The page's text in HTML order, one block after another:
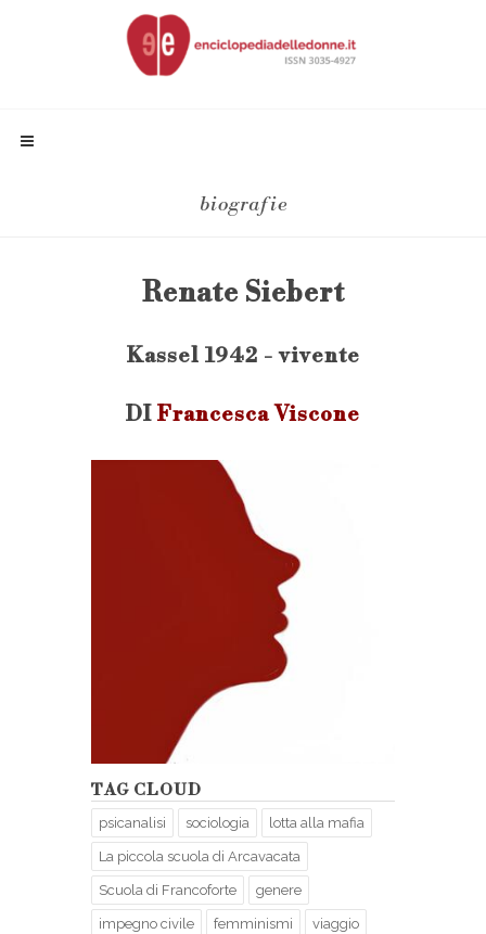
biografie
Renate Siebert
Kassel 1942 - vivente
DI Francesca Viscone
TAG CLOUD
psicanalisi sociologia lotta alla mafia
La piccola scuola di Arcavacata
Scuola di Francoforte genere
impegno civile femminismi viaggio